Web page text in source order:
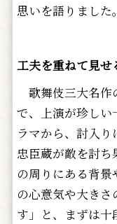
思いを語りました。
工夫を重ねて見
歌舞伎三大名作
で、上演が珍しい
ラマから、討入り
忠臣蔵が敵を討
の周りにある背
の心意気や大き
す」と、まずは十